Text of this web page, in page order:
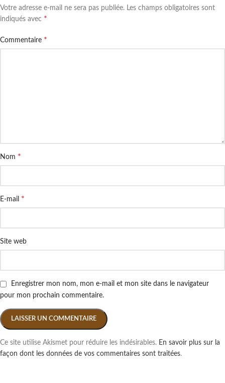
Votre adresse e-mail ne sera pas publiée. Les champs obligatoires sont
indiqués avec *
Commentaire *
Nom *
E-mail *
Site web
Enregistrer mon nom, mon e-mail et mon site dans le navigateur
pour mon prochain commentaire.
Ce site utilise Akismet pour réduire les indésirables. En savoir plus sur la
façon dont les données de vos commentaires sont traitées.